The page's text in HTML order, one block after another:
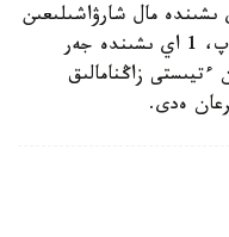
مينيسترلىگىنە 2 اي ىشىندە مال شارۋاشىلىعىن
دامىتۋدىڭ كەشەندى جوسپارىن ازىرلەپ، 1 اي ىشىندە جەر
ءتيىستى زاڭنامالىق
ەدى.